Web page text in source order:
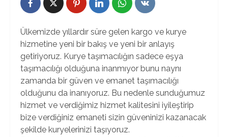
Ülkemizde yıllardır süre gelen kargo ve kurye
hizmetine yeni bir bakış ve yeni bir anlayış
getiriyoruz. Kurye taşımacılığın sadece eşya
taşımacılığı olduğuna inanmıyor bunu naynı
zamanda bir güven ve emanet taşımacılığı
olduğunu da inanıyoruz. Bu nedenle sunduğumuz
hizmet ve verdiğimiz hizmet kalitesini iyileştirip
bize verdiğiniz emaneti sizin güveninizi kazanacak
şekilde kuryelerinizi taşıyoruz.